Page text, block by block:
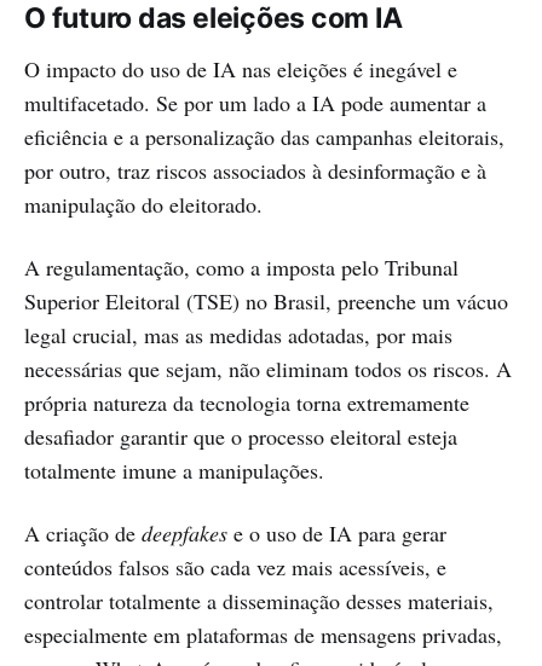
O futuro das eleições com IA
O impacto do uso de IA nas eleições é inegável e
multifacetado. Se por um lado a IA pode aumentar a
eficiência e a personalização das campanhas eleitorais,
por outro, traz riscos associados à desinformação e à
manipulação do eleitorado.
A regulamentação, como a imposta pelo Tribunal
Superior Eleitoral (TSE) no Brasil, preenche um vácuo
legal crucial, mas as medidas adotadas, por mais
necessárias que sejam, não eliminam todos os riscos. A
própria natureza da tecnologia torna extremamente
desafiador garantir que o processo eleitoral esteja
totalmente imune a manipulações.
A criação de deepfakes e o uso de IA para gerar
conteúdos falsos são cada vez mais acessíveis, e
controlar totalmente a disseminação desses materiais,
especialmente em plataformas de mensagens privadas,